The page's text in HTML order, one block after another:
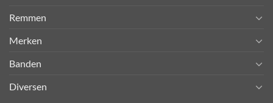
Remmen
Merken
Banden
Diversen